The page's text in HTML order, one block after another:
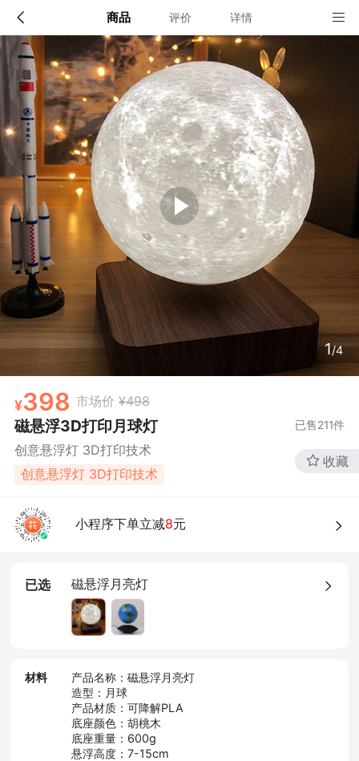
商品 评价 详情
1/4
398 市场价 ¥498
磁悬浮3D打印月球灯 已售211件
创意悬浮灯 3D打印技术
创意悬浮灯 3D打印技术
收藏
小程序下单立减8元
已选 磁悬浮月亮灯
材料
产品名称：磁悬浮月亮灯
造型：月球
产品材质：可降解PLA
底座颜色：胡桃木
底座重量：600g
悬浮高度：7-15cm
配送说明
顺丰快递深圳发货, 全国可达, 包邮!
确定
店铺信息
该地区暂无配送门店
确定